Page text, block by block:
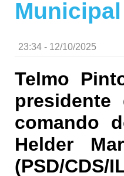
23:34 - 12/10/2025
Telmo
comando
Helder
(PSD/CDS/